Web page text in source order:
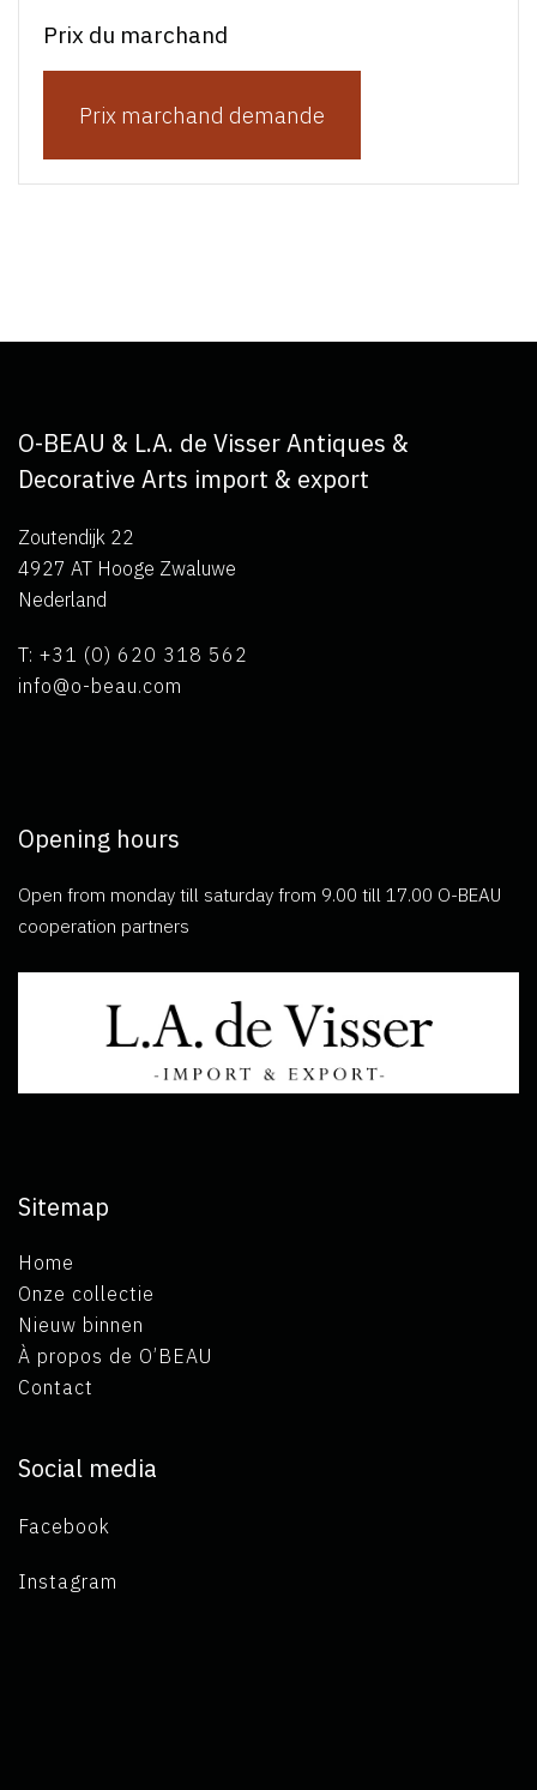
Prix du marchand
Prix marchand demande
O-BEAU & L.A. de Visser Antiques &
Decorative Arts import & export
Zoutendijk 22
4927 AT Hooge Zwaluwe
Nederland
T: +31 (0) 620 318 562
info@o-beau.com
Opening hours
Open from monday till saturday from 9.00 till 17.00 O-BEAU
cooperation partners
Sitemap
Home
Onze collectie
Nieuw binnen
À propos de O’BEAU
Contact
Social media
Facebook
Instagram